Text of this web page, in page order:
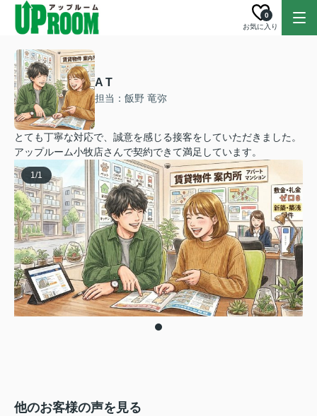
お気に入り
0
A T
担当：飯野 竜弥
とても丁寧な対応で、誠意を感じる接客をしていただきました。
アップルーム小牧店さんで契約できて満足しています。
1/1
他のお客様の声を見る